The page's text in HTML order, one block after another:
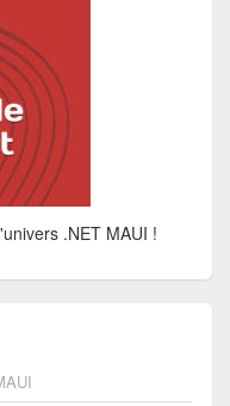
.NET MAUI !